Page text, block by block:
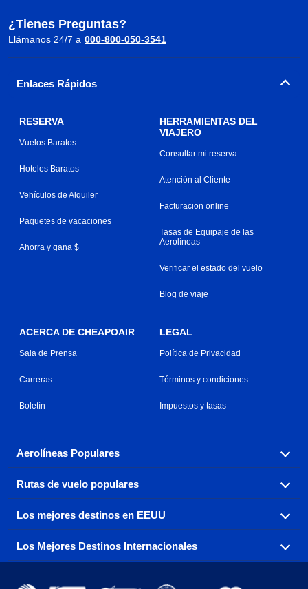
¿Tienes Preguntas?
Llámanos 24/7 a 000-800-050-3541
Enlaces Rápidos
RESERVA
Vuelos Baratos
Hoteles Baratos
Vehículos de Alquiler
Paquetes de vacaciones
Ahorra y gana $
HERRAMIENTAS DEL
VIAJERO
Consultar mi reserva
Atención al Cliente
Facturacion online
Tasas de Equipaje de las
Aerolíneas
Verificar el estado del vuelo
Blog de viaje
ACERCA DE CHEAPOAIR
Sala de Prensa
Carreras
Boletín
LEGAL
Política de Privacidad
Términos y condiciones
Impuestos y tasas
Aerolíneas Populares
Explora nuestras opciones de tarifas aéreas baratas por
aerolínea, con más de 500 opciones para elegir.
Aeromexico
Air France Alaska Airlines
Rutas de vuelo populares
Reserva una de nuestras rutas de vuelo más populares
con tres sencillos clics.
Los mejores destinos en EEUU
Encuentra boletos de avión baratos a destinos
populares de los EEUU de costa a costa.
Los Mejores Destinos Internacionales